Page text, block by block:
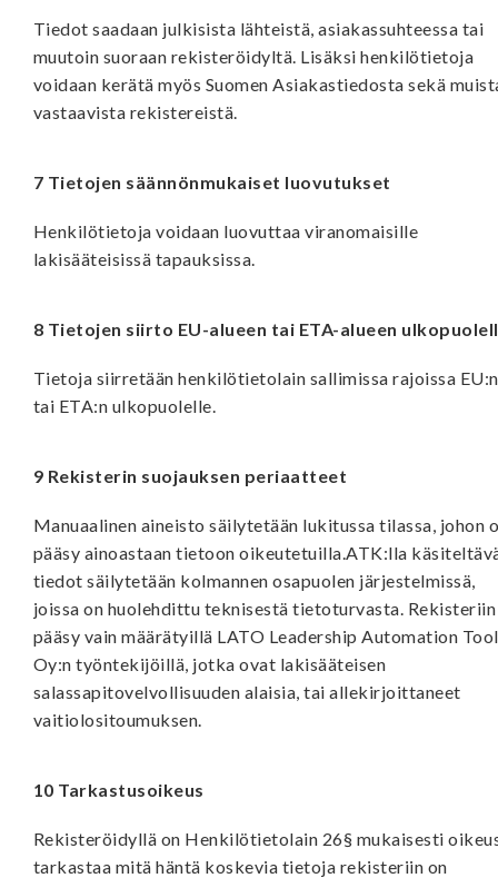
Tiedot saadaan julkisista lähteistä, asiakassuhteessa tai
muutoin suoraan rekisteröidyltä. Lisäksi henkilötietoja
voidaan kerätä myös Suomen Asiakastiedosta sekä
vastaavista rekistereistä.
7 Tietojen säännönmukaiset luovutukset
Henkilötietoja voidaan luovuttaa viranomaisille
lakisääteisissä tapauksissa.
8 Tietojen siirto EU-alueen tai ETA-alueen
Tietoja siirretään henkilötietolain sallimissa rajoissa EU:n
tai ETA:n ulkopuolelle.
9 Rekisterin suojauksen periaatteet
Manuaalinen aineisto säilytetään lukitussa tilassa, johon
pääsy ainoastaan tietoon oikeutetuilla.ATK:lla
tiedot säilytetään kolmannen osapuolen järjestelmissä,
joissa on huolehdittu teknisestä tietoturvasta.
pääsy vain määrätyillä LATO Leadership Automation
Oy:n työntekijöillä, jotka ovat lakisääteisen
salassapitovelvollisuuden alaisia, tai allekirjoittaneet
vaitiolositoumuksen.
10 Tarkastusoikeus
Rekisteröidyllä on Henkilötietolain 26§ mukaisesti
tarkastaa mitä häntä koskevia tietoja rekisteriin on